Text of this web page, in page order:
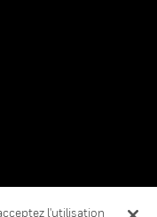
l'utilisation